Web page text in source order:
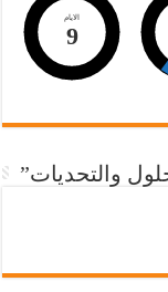
الايام
9
والتحديات”